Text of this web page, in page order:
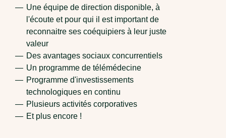
Une équipe de direction disponible, à
l'écoute et pour qui il est important de
reconnaitre ses coéquipiers à leur juste
valeur
Des avantages sociaux concurrentiels
Un programme de télémédecine
Programme d'investissements
technologiques en continu
Plusieurs activités corporatives
Et plus encore !